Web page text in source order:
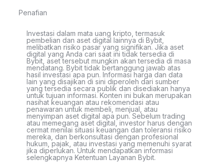
Penafian
Investasi dalam mata uang kripto, termasuk
pembelian dan aset digital lainnya di Bybit,
melibatkan risiko pasar yang signifikan. Jika aset
digital yang Anda cari saat ini tidak tersedia di
Bybit, aset tersebut mungkin akan tersedia di masa
mendatang. Bybit tidak bertanggung jawab atas
hasil investasi apa pun. Informasi harga dan data
lain yang disajikan di sini diperoleh dari sumber
yang tersedia secara publik dan disediakan hanya
untuk tujuan informasi. Konten ini bukan merupakan
nasihat keuangan atau rekomendasi atau
penawaran untuk membeli, menjual, atau
menyimpan aset digital apa pun. Sebelum trading
atau memegang aset digital, investor harus dengan
cermat menilai situasi keuangan dan toleransi risiko
mereka, dan berkonsultasi dengan profesional
hukum, pajak, atau investasi yang memenuhi syarat
jika diperlukan. Untuk mendapatkan informasi
selengkapnya Ketentuan Layanan Bybit.